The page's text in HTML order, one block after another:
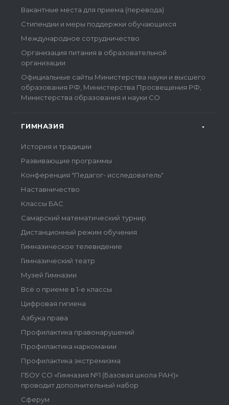
Вакантные места для приема (перевода)
Стипендии и меры поддержки обучающихся
Международное сотрудничество
Организация питания в образовательной
организации
Официальные сайты Министерства науки и высшего
образования РФ, Министерства Просвещения РФ,
Министерства образования и науки СО
ГИМНАЗИЯ
История и традиции
Развивающие программы
Конференция "Педагог- исследователь"
Наставничество
Классы БАС
Самарский математический турнир
Дистанционный режим обучения
Гимназическое телевидение
Гимназический театр
Музей Гимназии
Всё о приеме в 1-е классы
Цифровая гигиена
Азбука права
Профилактика правонарушений
Профилактика наркомании
Профилактика экстремизма
ГБОУ СО «Гимназия №1 (Базовая школа РАН)»
проводит дополнительный набор
Сферум